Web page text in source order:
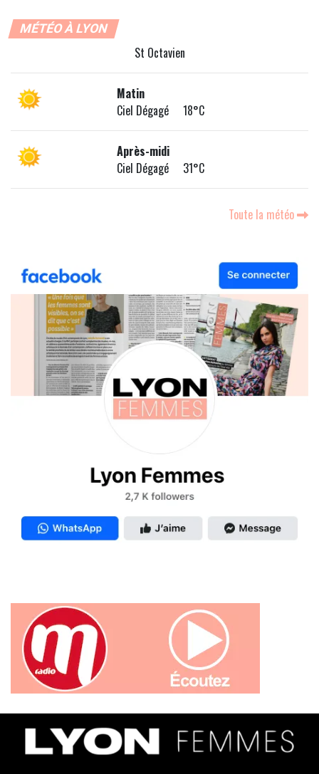
MÉTÉO À LYON
St Octavien
Matin
Ciel Dégagé 18°C
Après-midi
Ciel Dégagé 31°C
Toute la météo